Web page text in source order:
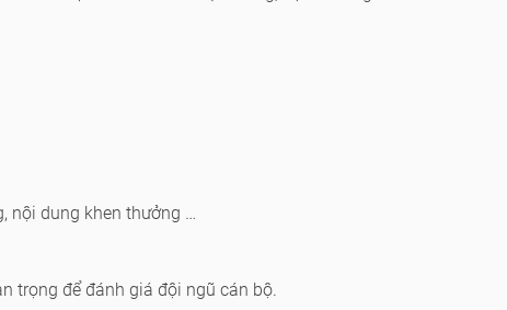
nội dung khen thưởng …
trọng để đánh giá đội ngũ cán bộ.